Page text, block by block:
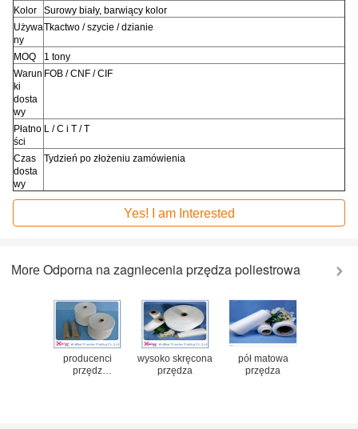
Kolor
Surowy biały, barwiący kolor
Używa
ny
Tkactwo / szycie / dzianie
MOQ
1 tony
Warun
ki
dosta
wy
FOB / CNF / CIF
Płatno
ści
L / C i T / T
Czas
dosta
wy
Tydzień po złożeniu zamówienia
Yes! I am Interested
More Odporna na zagniecenia przędza poliestrowa
producenci
przędz
wysoko skręcona
przędza
pół matowa
przędza